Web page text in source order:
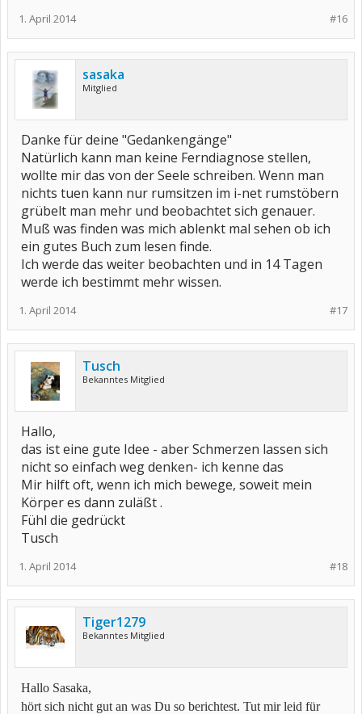
#16
1. April 2014
sasaka
Mitglied
Danke für deine "Gedankengänge"
Natürlich kann man keine Ferndiagnose stellen,
wollte mir das von der Seele schreiben. Wenn man
nichts tuen kann nur rumsitzen im i-net rumstöbern
grübelt man mehr und beobachtet sich genauer.
Muß was finden was mich ablenkt mal sehen ob ich
ein gutes Buch zum lesen finde.
Ich werde das weiter beobachten und in 14 Tagen
werde ich bestimmt mehr wissen.
#17
1. April 2014
Tusch
Bekanntes Mitglied
Hallo,
das ist eine gute Idee - aber Schmerzen lassen sich
nicht so einfach weg denken- ich kenne das
Mir hilft oft, wenn ich mich bewege, soweit mein
Körper es dann zuläßt .
Fühl die gedrückt
Tusch
#18
1. April 2014
Tiger1279
Bekanntes Mitglied
Hallo Sasaka,
hört sich nicht gut an was Du so berichtest. Tut mir leid für